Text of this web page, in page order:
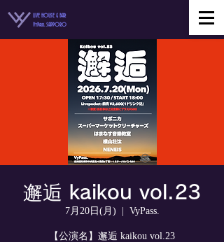
LIVE HOUSE & BAR
VyPass. SAPPORO
邂逅 kaikou vol.23
7月20日(月) VyPass.
【公演名】邂逅 kaikou vol.23